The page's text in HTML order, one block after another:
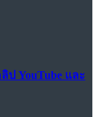
ป YouTube และ